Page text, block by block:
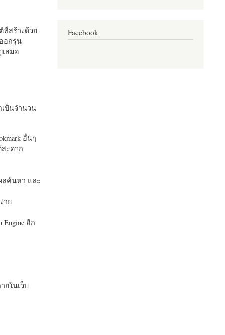
ที่สร้างด้วย
อกรุ่น
สมอ
ป็นจำนวน
อื่นๆ
สะดวก
ลค้นหา และ
าย
อีก
ยในเว็บ
Facebook